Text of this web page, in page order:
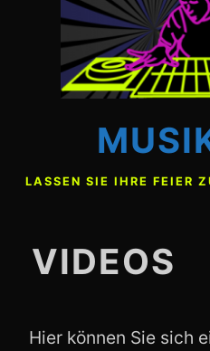
LASSEN SIE IHRE FEIER
VIDEOS
Hier können Sie sich